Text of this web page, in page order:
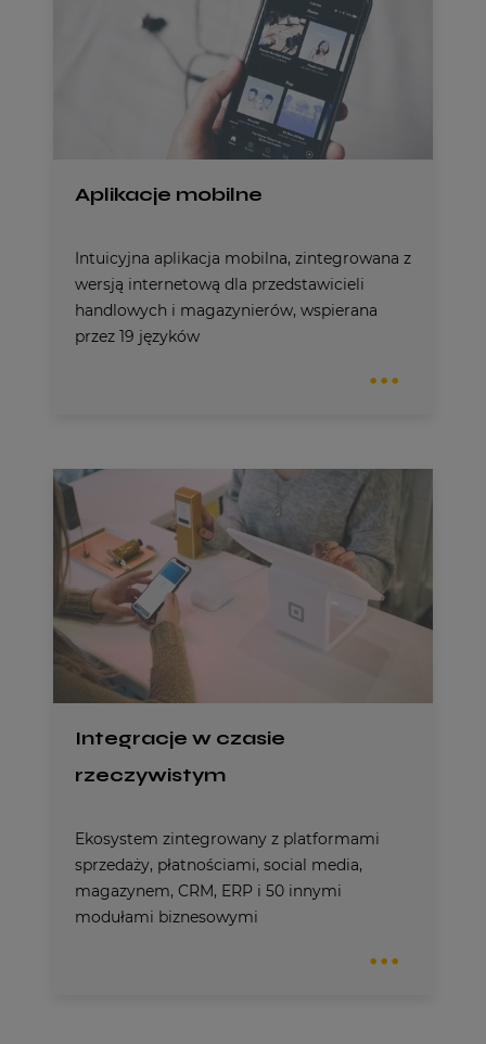
Aplikacje mobilne
Intuicyjna aplikacja mobilna, zintegrowana z
wersją internetową dla przedstawicieli
handlowych i magazynierów, wspierana
przez 19 języków
Integracje w czasie
rzeczywistym
Ekosystem zintegrowany z platformami
sprzedaży, płatnościami, social media,
magazynem, CRM, ERP i 50 innymi
modułami biznesowymi